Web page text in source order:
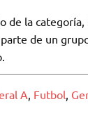
de la
de un
A, Futbol,